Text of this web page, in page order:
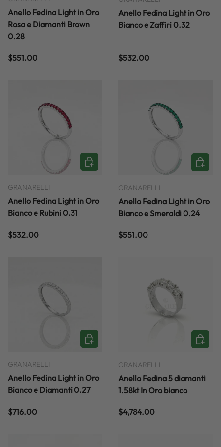
Anello Fedina Light in Oro
Rosa e Diamanti Brown
0.28
Regular price
$551.00
Anello Fedina Light in Oro
Bianco e Zaffiri 0.32
Regular price
$532.00
GRANARELLI
Anello Fedina Light in Oro
Bianco e Rubini 0.31
Regular price
$532.00
ADD TO CART
GRANARELLI
Anello Fedina Light in Oro
Bianco e Smeraldi 0.24
Regular price
$551.00
ADD
GRANARELLI
Anello Fedina Light in Oro
Bianco e Diamanti 0.27
Regular price
$716.00
ADD TO CART
GRANARELLI
Anello Fedina 5 diamanti
1.58kt In Oro bianco
Regular price
$4,784.00
ADD